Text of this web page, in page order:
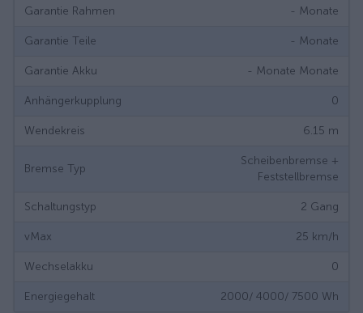
Garantie Rahmen - Monate
Garantie Teile - Monate
Garantie Akku - Monate Monate
Anhängerkupplung 0
Wendekreis 6.15 m
Bremse Typ
Scheibenbremse +
Feststellbremse
Schaltungstyp 2 Gang
vMax 25 km/h
Wechselakku 0
Energiegehalt 2000/ 4000/ 7500 Wh